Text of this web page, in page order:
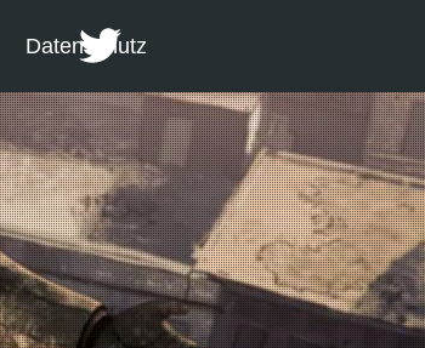
Datenschutz